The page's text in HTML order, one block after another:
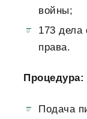
войны;
173 дела
права.
Процедура:
Подача